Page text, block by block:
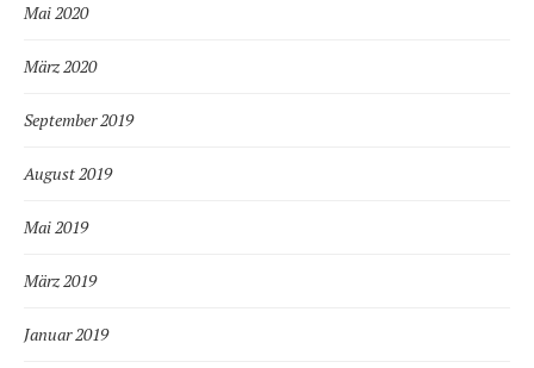
Mai 2020
März 2020
September 2019
August 2019
Mai 2019
März 2019
Januar 2019